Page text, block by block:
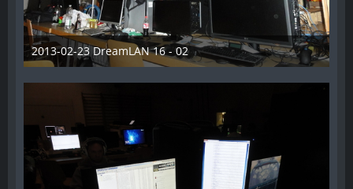
2013-02-23 DreamLAN 16 - 02
7. Juni 2014